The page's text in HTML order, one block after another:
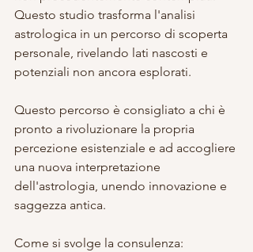
Questo studio trasforma l'analisi
astrologica in un percorso di scoperta
personale, rivelando lati nascosti e
potenziali non ancora esplorati.
Questo percorso è consigliato a chi è
pronto a rivoluzionare la propria
percezione esistenziale e ad accogliere
una nuova interpretazione
dell'astrologia, unendo innovazione e
saggezza antica.
Come si svolge la consulenza: